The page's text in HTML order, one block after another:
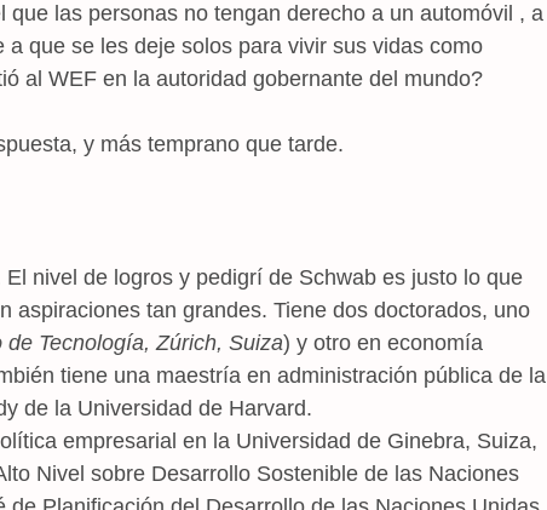
las personas no tengan derecho a un automóvil , a
a que se les deje solos para vivir sus vidas como
al WEF en la autoridad gobernante del mundo?
y más temprano que tarde.
nivel de logros y pedigrí de Schwab es justo lo que
aspiraciones tan grandes. Tiene dos doctorados, uno
Tecnología, Zúrich, Suiza) y otro en economía
tiene una maestría en administración pública de la
de la Universidad de Harvard.
empresarial en la Universidad de Ginebra, Suiza,
Nivel sobre Desarrollo Sostenible de las Naciones